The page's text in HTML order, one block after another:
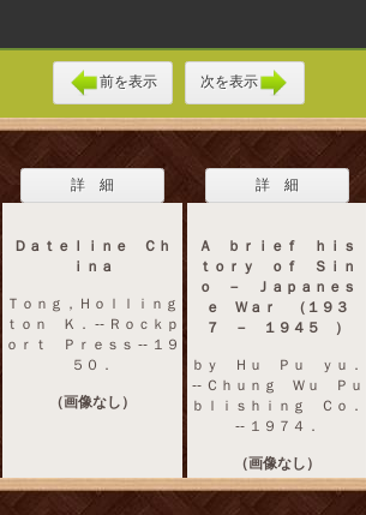
前を表示 次を表示
詳 細
Ｄａｔｅｌｉｎｅ Ｃｈ
ｉｎａ
Ｔｏｎｇ，Ｈｏｌｌｉｎｇ
ｔｏｎ Ｋ． -- Ｒｏｃｋｐ
ｏｒｔ Ｐｒｅｓｓ -- １９
５０．
（画像なし）
詳 細
Ａ ｂｒｉｅｆ ｈｉｓ
ｔｏｒｙ ｏｆ Ｓｉｎ
ｏ － Ｊａｐａｎｅｓ
ｅ Ｗａｒ （１９３
７ － １９４５ ）
ｂｙ Ｈｕ Ｐｕ ｙｕ．
-- Ｃｈｕｎｇ Ｗｕ Ｐｕ
ｂｌｉｓｈｉｎｇ Ｃｏ．
-- １９７４．
（画像なし）